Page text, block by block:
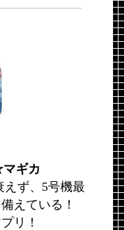
ギカ
ず、5号機最
えている！
リ！